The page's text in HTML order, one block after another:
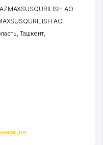
АО
АО
,Ташкент,